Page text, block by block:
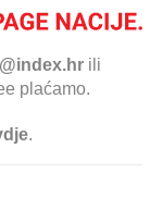
ili
plaćamo.
.